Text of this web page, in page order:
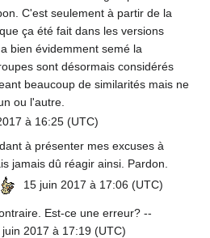
C'est seulement à partir de la
ça été fait dans les versions
bien évidemment semé la
sont désormais considérés
beaucoup de similarités mais ne
ou l'autre.
à 16:25 (UTC)
à présenter mes excuses à
jamais dû réagir ainsi. Pardon.
15 juin 2017 à 17:06 (UTC)
Est-ce une erreur? --
2017 à 17:19 (UTC)